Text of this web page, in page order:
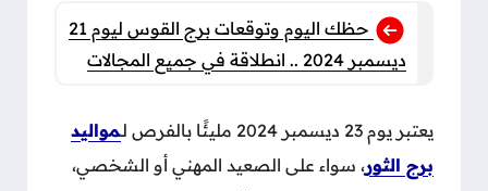
حظك اليوم وتوقعات برج القوس ليوم 21
ديسمبر 2024 .. انطلاقة في جميع المجالات
يعتبر يوم 23 ديسمبر 2024 مليئًا بالفرص لـ
مواليد
برج الثور، سواء على الصعيد المهني أو الشخصي،